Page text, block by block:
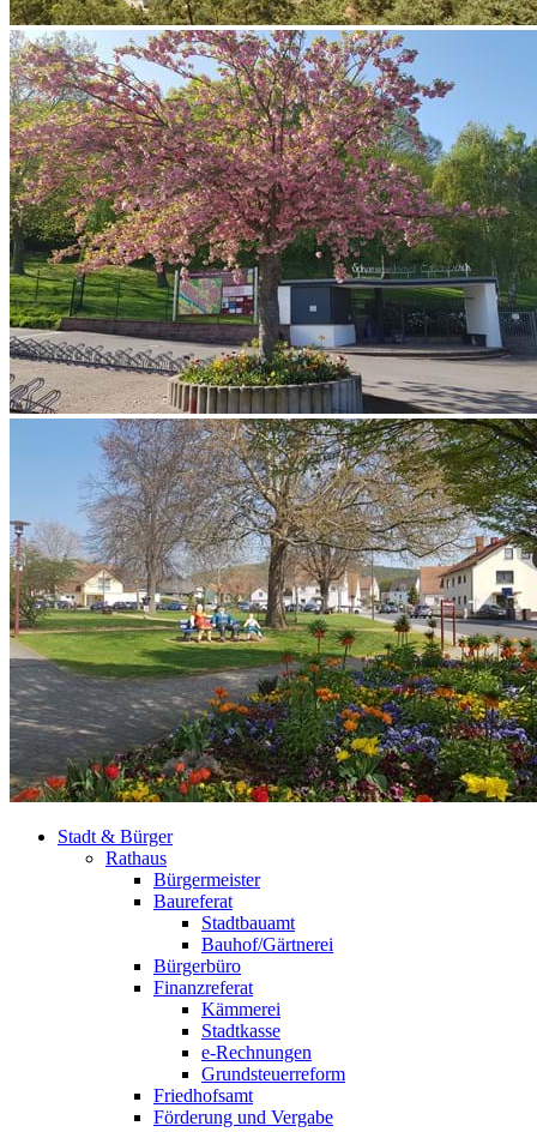
Stadt & Bürger
Rathaus
Bürgermeister
Baureferat
Stadtbauamt
Bauhof/Gärtnerei
Bürgerbüro
Finanzreferat
Kämmerei
Stadtkasse
e-Rechnungen
Grundsteuerreform
Friedhofsamt
Förderung und Vergabe